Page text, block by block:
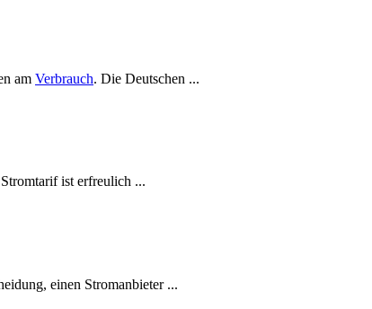
am Verbrauch. Die Deutschen ...
ist erfreulich ...
einen Stromanbieter ...